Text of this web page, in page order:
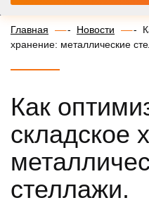
Главная Новости
хранение: металлические
Как
складское
стеллажи.